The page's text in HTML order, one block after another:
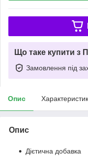
Що таке купити з
Замовлення під
Опис
Опис
Дієтична добавка